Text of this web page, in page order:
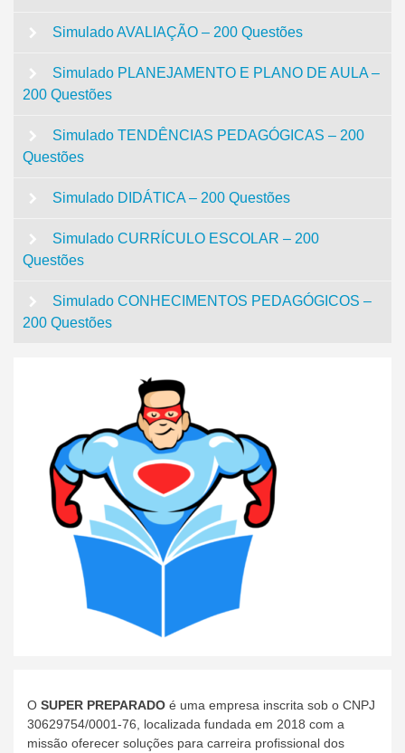
Simulado AVALIAÇÃO – 200 Questões
Simulado PLANEJAMENTO E PLANO DE AULA –
200 Questões
Simulado TENDÊNCIAS PEDAGÓGICAS – 200
Questões
Simulado DIDÁTICA – 200 Questões
Simulado CURRÍCULO ESCOLAR – 200
Questões
Simulado CONHECIMENTOS PEDAGÓGICOS –
200 Questões
O SUPER PREPARADO é uma empresa inscrita sob o CNPJ
30629754/0001-76, localizada fundada em 2018 com a
missão oferecer soluções para carreira profissional dos